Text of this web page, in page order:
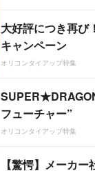
大好評につき再び
キャンペーン
オリコンタイアップ特集
フューチャー”
オリコンタイアップ特集
【驚愕】メーカ